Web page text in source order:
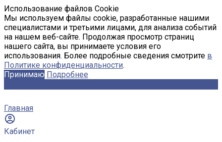
Использование файлов Cookie
Мы используем файлы cookie, разработанные нашими
специалистами и третьими лицами, для анализа событий
на нашем веб-сайте. Продолжая просмотр страниц
нашего сайта, вы принимаете условия его
использования. Более подробные сведения смотрите в
Политике конфиденциальности.
Принимаю Подробнее
Главная
Кабинет